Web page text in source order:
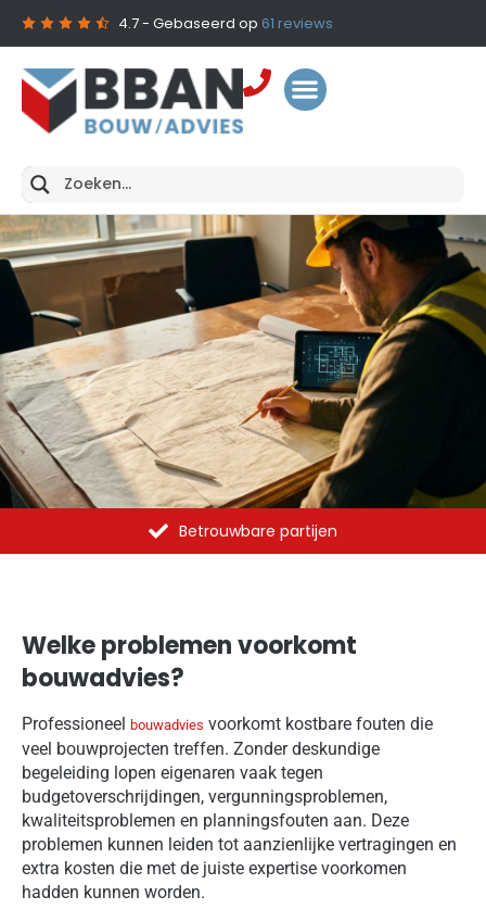
4.7- Gebaseerd op 61 reviews
Al meer dan 1375 opdrachten uitgevoerd
Welke problemen voorkomt
bouwadvies?
Professioneel bouwadvies voorkomt kostbare fouten die
veel bouwprojecten treffen. Zonder deskundige
begeleiding lopen eigenaren vaak tegen
budgetoverschrijdingen, vergunningsproblemen,
kwaliteitsproblemen en planningsfouten aan. Deze
problemen kunnen leiden tot aanzienlijke vertragingen en
extra kosten die met de juiste expertise voorkomen
hadden kunnen worden.